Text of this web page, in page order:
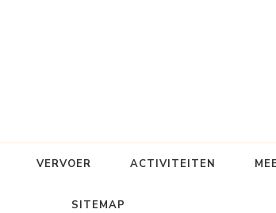
VERVOER ACTIVITEITEN
SITEMAP